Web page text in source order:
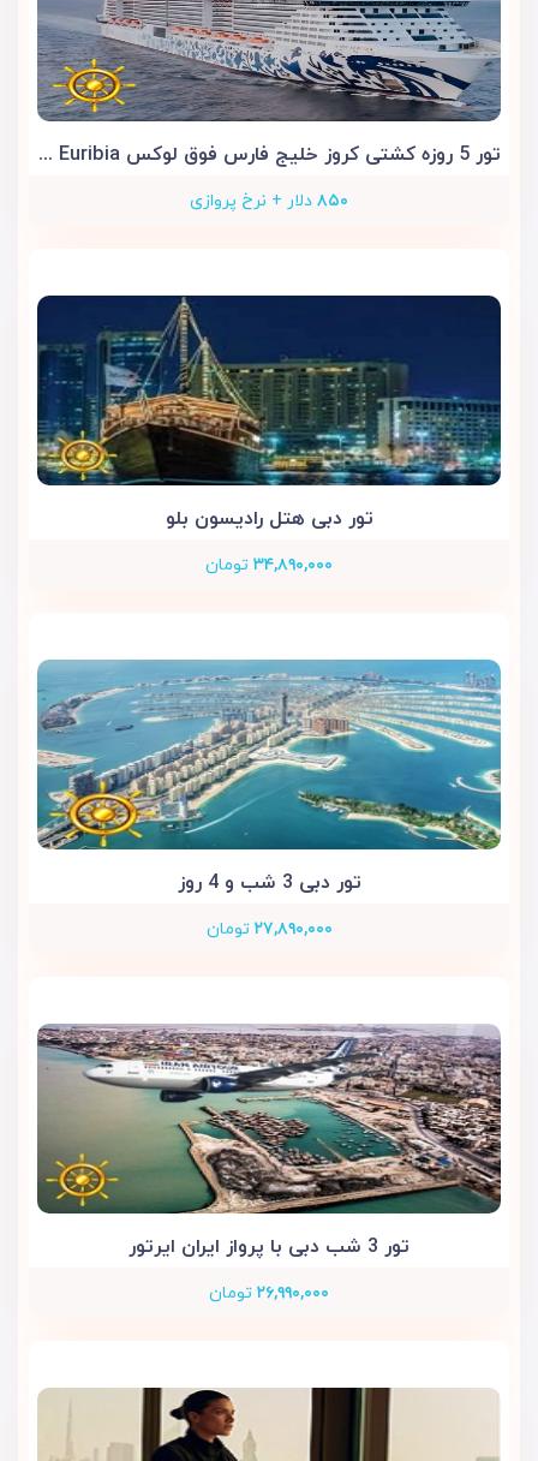
تور 5 روزه کشتی کروز خلیج فارس فوق لوکس MSC Euribia
۸۵۰ دلار + نرخ پروازی
تور دبی هتل رادیسون بلو
۳۴,۸۹۰,۰۰۰ تومان
تور دبی 3 شب و 4 روز
۲۷,۸۹۰,۰۰۰ تومان
تور 3 شب دبی با پرواز ایران ایرتور
۲۶,۹۹۰,۰۰۰ تومان